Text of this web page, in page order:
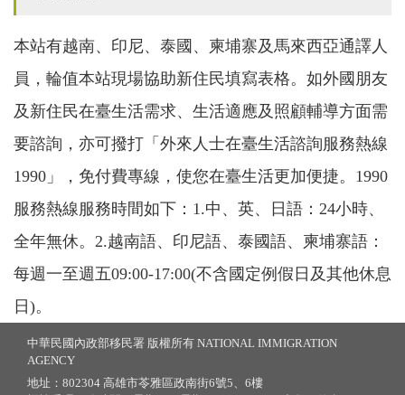
本站有越南、印尼、泰國、柬埔寨及馬來西亞通譯人
員，輪值本站現場協助新住民填寫表格。如外國朋友
及新住民在臺生活需求、生活適應及照顧輔導方面需
要諮詢，亦可撥打「外來人士在臺生活諮詢服務熱線
1990」，免付費專線，使您在臺生活更加便捷。1990
服務熱線服務時間如下：1.中、英、日語：24小時、
全年無休。2.越南語、印尼語、泰國語、柬埔寨語：
每週一至週五09:00-17:00(不含國定例假日及其他休息
日)。
中華民國內政部移民署 版權所有 NATIONAL IMMIGRATION
AGENCY
地址：802304 高雄市苓雅區政南街6號5、6樓